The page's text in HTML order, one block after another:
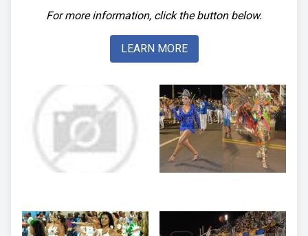
For more information, click the button below.
LEARN MORE